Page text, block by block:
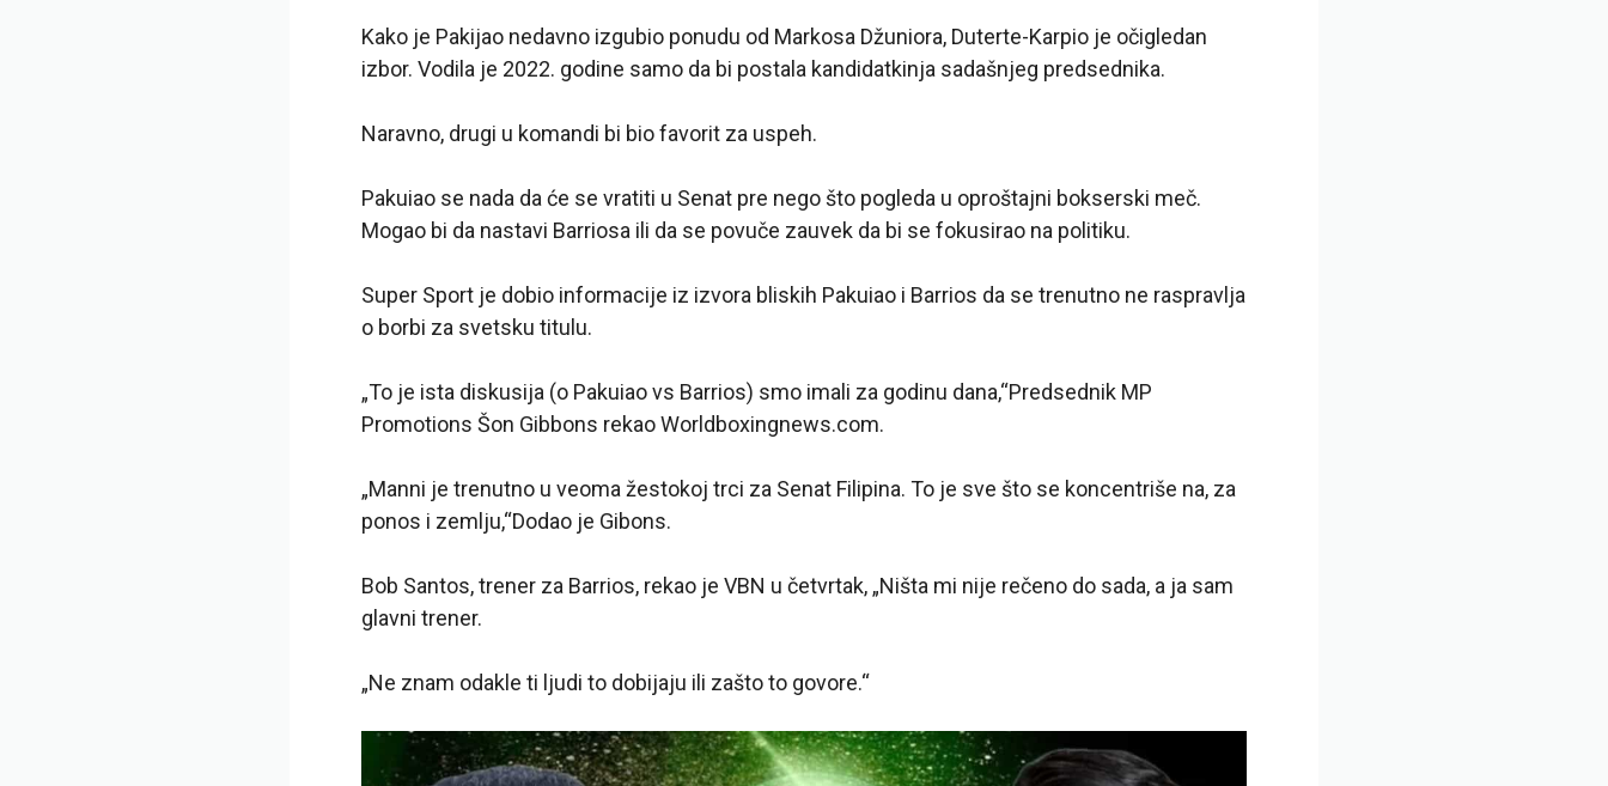
Kako je Pakijao nedavno izgubio ponudu od Markosa Džuniora, Duterte-Karpio je očigledan
izbor. Vodila je 2022. godine samo da bi postala kandidatkinja sadašnjeg predsednika.
Naravno, drugi u komandi bi bio favorit za uspeh.
Pakuiao se nada da će se vratiti u Senat pre nego što pogleda u oproštajni bokserski meč.
Mogao bi da nastavi Barriosa ili da se povuče zauvek da bi se fokusirao na politiku.
Super Sport je dobio informacije iz izvora bliskih Pakuiao i Barrios da se trenutno ne raspravlja
o borbi za svetsku titulu.
„To je ista diskusija (o Pakuiao vs Barrios) smo imali za godinu dana,“Predsednik MP
Promotions Šon Gibbons rekao Worldboxingnews.com.
„Manni je trenutno u veoma žestokoj trci za Senat Filipina. To je sve što se koncentriše na, za
ponos i zemlju,“Dodao je Gibons.
Bob Santos, trener za Barrios, rekao je VBN u četvrtak, „Ništa mi nije rečeno do sada, a ja sam
glavni trener.
„Ne znam odakle ti ljudi to dobijaju ili zašto to govore.“